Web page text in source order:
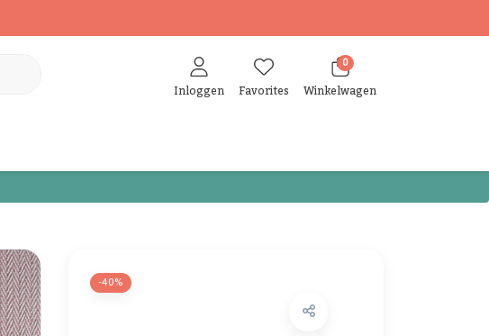
Inloggen Favorites
0
Winkelwagen
-40%